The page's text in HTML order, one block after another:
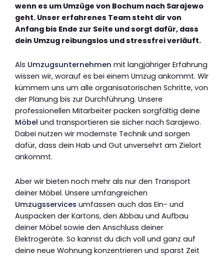
wenn es um Umzüge von Bochum nach Sarajewo
geht. Unser erfahrenes Team steht dir von
Anfang bis Ende zur Seite und sorgt dafür, dass
dein Umzug reibungslos und stressfrei verläuft.
Als Umzugsunternehmen mit langjähriger Erfahrung
wissen wir, worauf es bei einem Umzug ankommt. Wir
kümmern uns um alle organisatorischen Schritte, von
der Planung bis zur Durchführung. Unsere
professionellen Mitarbeiter packen sorgfältig deine
Möbel und transportieren sie sicher nach Sarajewo.
Dabei nutzen wir modernste Technik und sorgen
dafür, dass dein Hab und Gut unversehrt am Zielort
ankommt.
Aber wir bieten noch mehr als nur den Transport
deiner Möbel. Unsere umfangreichen
Umzugsservices umfassen auch das Ein- und
Auspacken der Kartons, den Abbau und Aufbau
deiner Möbel sowie den Anschluss deiner
Elektrogeräte. So kannst du dich voll und ganz auf
deine neue Wohnung konzentrieren und sparst Zeit